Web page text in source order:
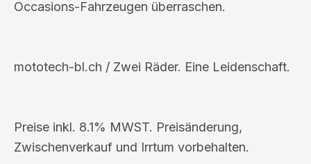
Occasions-Fahrzeugen überraschen.
mototech-bl.ch / Zwei Räder. Eine Leidenschaft.
Preise inkl. 8.1% MWST. Preisänderung,
Zwischenverkauf und Irrtum vorbehalten.